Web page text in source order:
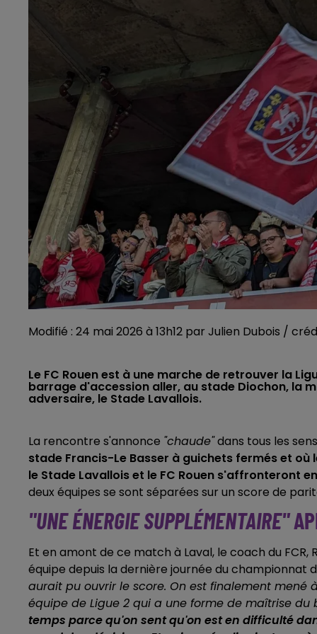
Modifié : 24 mai 2026 à 13h12 par Julien Dubois /
Le FC Rouen est à une marche de retrouver la
barrage d'accession aller, au stade Diochon, la
adversaire, le Stade Lavallois.
La rencontre s'annonce "chaude"dans tous les
stade Francis-Le Basser à guichets fermés et
le Stade Lavallois et le FC Rouen s'affronteront
deux équipes se sont séparées sur un score de
"UNE ÉNERGIE SUPPLÉMENTAIRE"
Et en amont de ce match à Laval, le coach du
équipe depuis la dernière journée du
aurait pu ouvrir le score. On est finalement mené
équipe de Ligue 2 qui a une forme de maîtrise du
temps parce qu'on sent qu'on est en difficulté